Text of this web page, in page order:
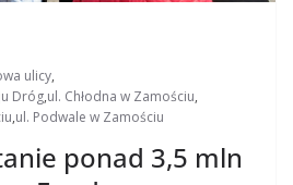
ulicy,
Dróg,ul. Chłodna w Zamościu,
,ul. Podwale w Zamościu
ponad 3,5 mln